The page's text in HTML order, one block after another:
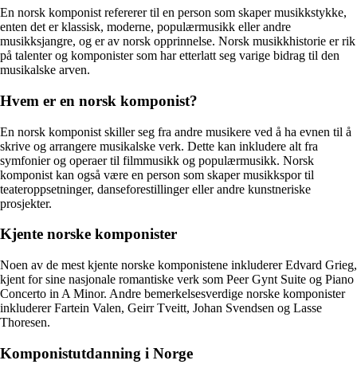
En norsk komponist refererer til en person som skaper musikkstykke,
enten det er klassisk, moderne, populærmusikk eller andre
musikksjangre, og er av norsk opprinnelse. Norsk musikkhistorie er rik
på talenter og komponister som har etterlatt seg varige bidrag til den
musikalske arven.
Hvem er en norsk komponist?
En norsk komponist skiller seg fra andre musikere ved å ha evnen til å
skrive og arrangere musikalske verk. Dette kan inkludere alt fra
symfonier og operaer til filmmusikk og populærmusikk. Norsk
komponist kan også være en person som skaper musikkspor til
teateroppsetninger, danseforestillinger eller andre kunstneriske
prosjekter.
Kjente norske komponister
Noen av de mest kjente norske komponistene inkluderer Edvard Grieg,
kjent for sine nasjonale romantiske verk som Peer Gynt Suite og Piano
Concerto in A Minor. Andre bemerkelsesverdige norske komponister
inkluderer Fartein Valen, Geirr Tveitt, Johan Svendsen og Lasse
Thoresen.
Komponistutdanning i Norge